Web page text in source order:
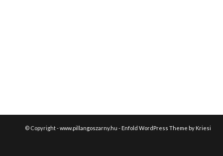
© Copyright -www.pillangoszarny.hu - Enfold WordPress Theme by Kriesi